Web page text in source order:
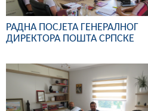
РАДНА ПОСЈЕТА ГЕНЕРАЛНОГ
ДИРЕКТОРА ПОШТА СРПСКЕ